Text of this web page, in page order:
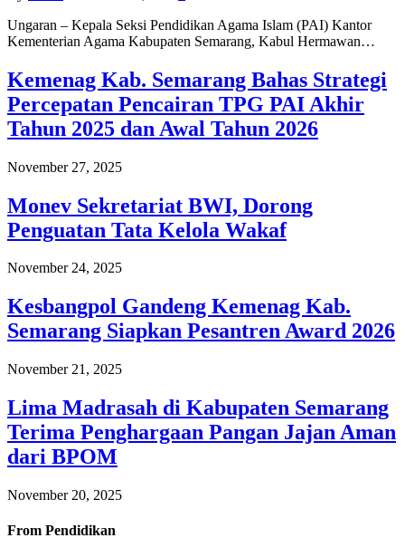
Ungaran – Kepala Seksi Pendidikan Agama Islam (PAI) Kantor
Kementerian Agama Kabupaten Semarang, Kabul Hermawan…
Kemenag Kab. Semarang Bahas Strategi
Percepatan Pencairan TPG PAI Akhir
Tahun 2025 dan Awal Tahun 2026
November 27, 2025
Monev Sekretariat BWI, Dorong
Penguatan Tata Kelola Wakaf
November 24, 2025
Kesbangpol Gandeng Kemenag Kab.
Semarang Siapkan Pesantren Award 2026
November 21, 2025
Lima Madrasah di Kabupaten Semarang
Terima Penghargaan Pangan Jajan Aman
dari BPOM
November 20, 2025
From Pendidikan